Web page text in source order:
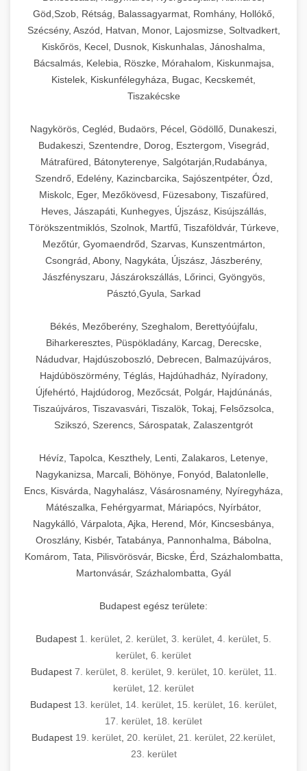
hőmérséklet-szabályozással.
chef-iparikonyhagepek.hu
kereskedelmi sütősütő
Professzionális hűtőegységek és hűtőkamrák
kereskedelmi konyhák számára.
Energiahatékony hűtési megoldások nagy
kapacitással.
chef-iparikonyhagepek.hu
💧 26. Ipari Mosogatógép +
Kereskedelmi mosogatóberendezések nagy
forgalmú éttermi műveletekhez. Gyors tisztítási
ciklusok fertőtlenítési képességekkel.
chef-iparikonyhagepek.hu
🧀 27. Ipari Sajtreszelő Gép +
élelmiszer-előkészítéshez. Különböző reszelési
méretek különböző alkalmazásokhoz.
chef-iparikonyhagepek.hu
kereskedelmi sajtreszelő
🍳 28. Nagykonyhai
Berendezések
+
Teljes körű nagykonyhai berendezések és
professzionális vendéglátóipari kellékek.
Minden, ami szükséges éttermi és catering
műveletekhez.
chef-iparikonyhagepek.hu
kereskedelmi konyhai megoldások
Göd,Szob, Rétság, Balassagyarmat, Romhány, Hollókő,
Szécsény, Aszód, Hatvan, Monor, Lajosmizse, Soltvadkert,
Kiskőrös, Kecel, Dusnok, Kiskunhalas, Jánoshalma,
Bácsalmás, Kelebia, Röszke, Mórahalom, Kiskunmajsa,
Kistelek, Kiskunfélegyháza, Bugac, Kecskemét,
Tiszakécske
Nagykörös, Cegléd, Budaörs, Pécel, Gödöllő, Dunakeszi,
Budakeszi, Szentendre, Dorog, Esztergom, Visegrád,
Mátrafüred, Bátonyterenye, Salgótarján,Rudabánya,
Szendrő, Edelény, Kazincbarcika, Sajószentpéter, Ózd,
Miskolc, Eger, Mezőkövesd, Füzesabony, Tiszafüred,
Heves, Jászapáti, Kunhegyes, Újszász, Kisújszállás,
Törökszentmiklós, Szolnok, Martfű, Tiszaföldvár, Túrkeve,
Mezőtúr, Gyomaendrőd, Szarvas, Kunszentmárton,
Csongrád, Abony, Nagykáta, Újszász, Jászberény,
Jászfényszaru, Jászárokszállás, Lőrinci, Gyöngyös,
Pásztó,Gyula, Sarkad
Békés, Mezőberény, Szeghalom, Berettyóújfalu,
Biharkeresztes, Püspökladány, Karcag, Derecske,
Nádudvar, Hajdúszoboszló, Debrecen, Balmazújváros,
Hajdúböszörmény, Téglás, Hajdúhadház, Nyíradony,
Újfehértó, Hajdúdorog, Mezőcsát, Polgár, Hajdúnánás,
Tiszaújváros, Tiszavasvári, Tiszalök, Tokaj, Felsőzsolca,
Szikszó, Szerencs, Sárospatak, Zalaszentgrót
Hévíz, Tapolca, Keszthely, Lenti, Zalakaros, Letenye,
Nagykanizsa, Marcali, Böhönye, Fonyód, Balatonlelle,
Encs, Kisvárda, Nagyhalász, Vásárosnamény, Nyíregyháza,
Mátészalka, Fehérgyarmat, Máriapócs, Nyírbátor,
Nagykálló, Várpalota, Ajka, Herend, Mór, Kincsesbánya,
Oroszlány, Kisbér, Tatabánya, Pannonhalma, Bábolna,
Komárom, Tata, Pilisvörösvár, Bicske, Érd, Százhalombatta,
Martonvásár, Százhalombatta, Gyál
Budapest egész területe:
Budapest 1. kerület 2. kerület 3. kerület 4. kerület 5.
kerület 6. kerület
Budapest 7. kerület, 8. kerület, 9. kerület, 10. kerület, 11.
kerület 12. kerület
Budapest 13. kerület 14. kerület 15. kerület 16. kerület
17. kerület 18. kerület
Budapest 19. kerület 20. kerület 21. kerület 22.kerület
23. kerület